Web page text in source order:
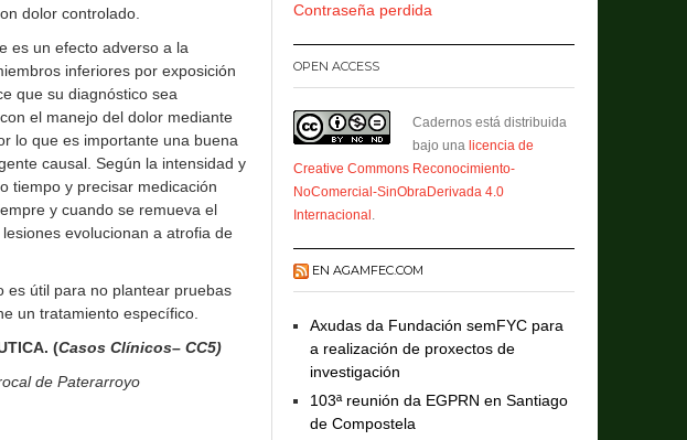
dolor controlado.
es un efecto adverso a la
inferiores por exposición
que su diagnóstico sea
el manejo del dolor mediante
lo que es importante una buena
causal. Según la intensidad y
tiempo y precisar medicación
y cuando se remueva el
evolucionan a atrofia de
es útil para no plantear pruebas
un tratamiento específico.
(Casos Clínicos– CC5)
de Paterarroyo
Contraseña perdida
OPEN ACCESS
Cadernos está distribuida
bajo una licencia de
Creative Commons Reconocimiento-
NoComercial-SinObraDerivada 4.0
Internacional .
EN AGAMFEC.COM
Axudas da Fundación semFYC para
a realización de proxectos de
investigación
103ª reunión da EGPRN en Santiago
de Compostela